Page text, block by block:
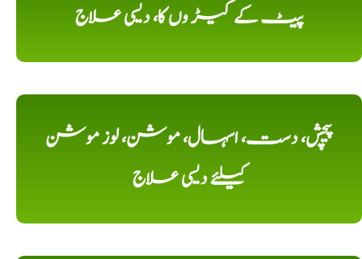
پیٹ کے کیڑ وں کا، دیسی علاج
پیچش، دست، اسہال، موشن، لوز موشن
کیلئے دیسی علاج